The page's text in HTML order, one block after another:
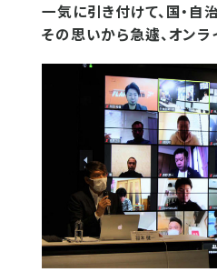
一気に引き付けて、国・自
その思いから急遽、オン